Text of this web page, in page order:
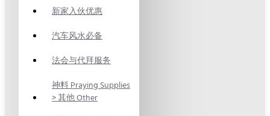
新家入伙优惠
汽车风水必备
法会与代拜服务
神料 Praying Supplies
> 其他 Other